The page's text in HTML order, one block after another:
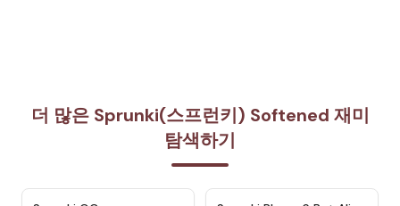
더 많은 Sprunki(스프런키) Softened 재미
탐색하기